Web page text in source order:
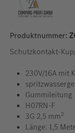
Produktnummer:
Schutzkontakt-
230V/16A mit
Gummileitung
H07RN-F
3G 2,5 mm2
Länge: 1,5